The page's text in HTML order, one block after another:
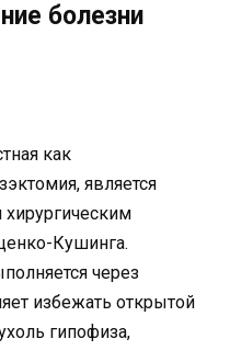
болезни
как
является
Кушинга.
через
избежать открытой
гипофиза,